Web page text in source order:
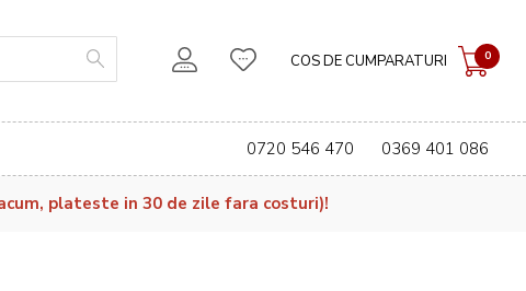
COS DE CUMPARATURI 0
0720 546 470 0369 401 086
plateste in 30 de zile fara costuri)!